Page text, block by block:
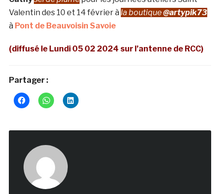
Valentin des 10 et 14 février à la boutique@artypik73
à Pont de Beauvoisin Savoie
(diffusé le Lundi 05 02 2024 sur l’antenne de RCC)
Partager :